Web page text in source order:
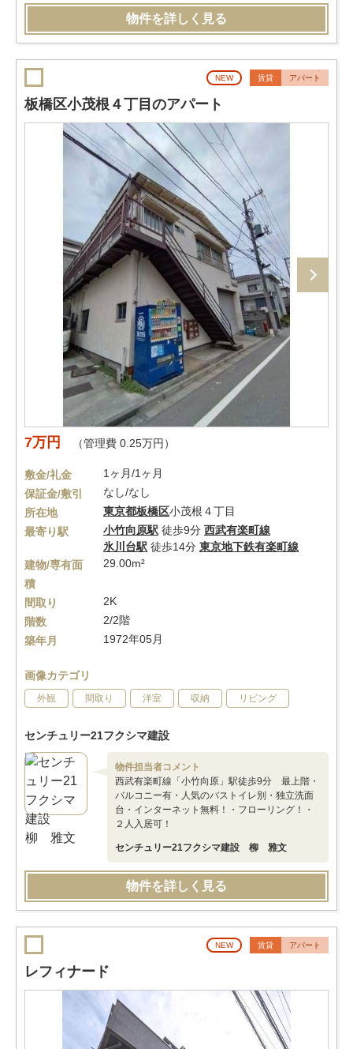
物件を詳しく見る
NEW 賃貸 アパート
板橋区小茂根４丁目のアパート
7万円 （管理費 0.25万円）
敷金/礼金
1ヶ月/1ヶ月
保証金/敷引
なし/なし
所在地
東京都板橋区小茂根４丁目
最寄り駅
小竹向原駅 徒歩9分 西武有楽町線
氷川台駅 徒歩14分 東京地下鉄有楽町線
建物/専有面
積
29.00m²
間取り
2K
階数
2/2階
築年月
1972年05月
画像カテゴリ
外観 間取り 洋室 収納 リビング
センチュリー21フクシマ建設
物件担当者コメント
西武有楽町線「小竹向原」駅徒歩9分 最上階・
バルコニー有・人気のバストイレ別・独立洗面
台・インターネット無料！・フローリング！・
２人入居可！
センチュリー21フクシマ建設 柳 雅文
物件を詳しく見る
NEW 賃貸 アパート
レフィナード